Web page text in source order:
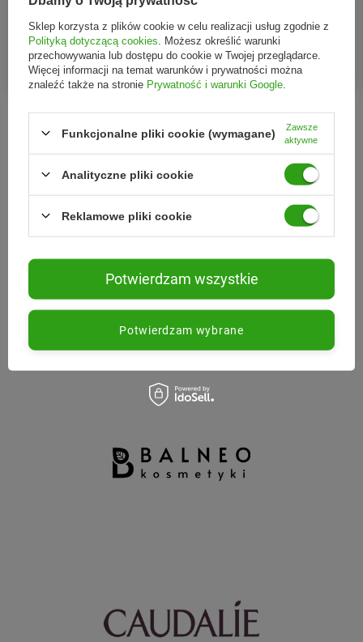
cytryna
121,77 zł
131,06 zł (-7%)
- najniższa cena
131,06 zł(-7%) - cena regularna
65,77 zł
67,07 zł (-1%) - najniższa cena
70,38 zł
(-7%) - cena regularna
Sklep korzysta z plików cookie w celu realizacji usług zgodnie z
Polityką dotyczącą cookies . Możesz określić warunki
przechowywania lub dostępu do cookie w Twojej przeglądarce.
Więcej informacji na temat warunków i prywatności można
znaleźć także na stronie Prywatność i warunki Google
Funkcjonalne pliki cookie (wymagane)
Zawsze
aktywne
Analityczne pliki cookie
Reklamowe pliki cookie
Potwierdzam wybrane
Potwierdzam wszystkie